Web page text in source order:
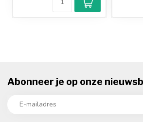
Abonneer je op onze